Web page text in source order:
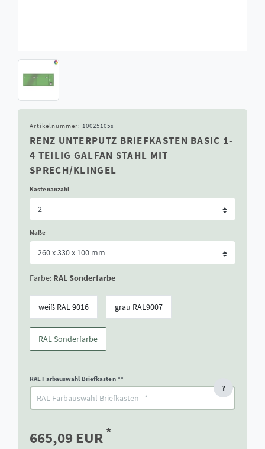
Artikelnummer: 10025105s
RENZ UNTERPUTZ BRIEFKASTEN BASIC 1-
4 TEILIG GALFAN STAHL MIT
SPRECH/KLINGEL
Kastenanzahl
Maße
Farbe: RAL Sonderfarbe
weiß RAL 9016 grau RAL9007
RAL Sonderfarbe
RAL Farbauswahl Briefkasten **
?
665,09 EUR *